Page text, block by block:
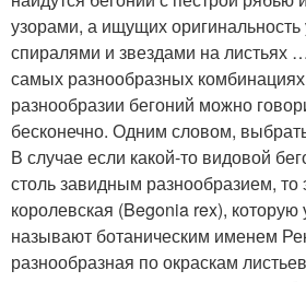
узорами, а ищущих оригинальность
спиралями и звездами на листьях
самых разнообразных комбинациях
разнообразии бегоний можно
бесконечно. Одним словом,
В случае если какой-то видовой
столь завидным разнообразием, то
королевская (Begonia rex), которую
называют ботаническим именем
разнообразная по окраскам